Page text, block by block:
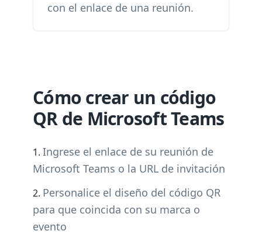
con el enlace de una reunión.
Cómo crear un código
QR de Microsoft Teams
Ingrese el enlace de su reunión de
Microsoft Teams o la URL de invitación
Personalice el diseño del código QR
para que coincida con su marca o
evento